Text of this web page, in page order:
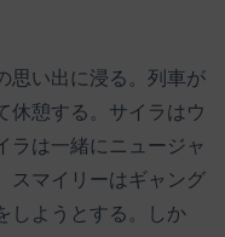
思い出に浸る。列車が
休憩する。サイラはウ
ラは一緒にニュージャ
スマイリーはギャング
しようとする。しか